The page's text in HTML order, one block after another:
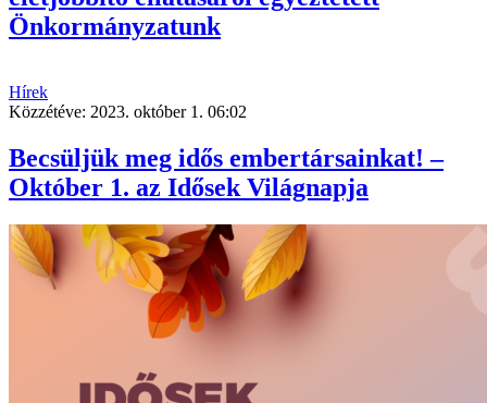
Önkormányzatunk
Hírek
Közzétéve: 2023. október 1. 06:02
Becsüljük meg idős embertársainkat! ‒
Október 1. az Idősek Világnapja